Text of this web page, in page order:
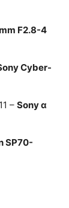
F2.8-4
Cyber-
– Sony α
SP70-